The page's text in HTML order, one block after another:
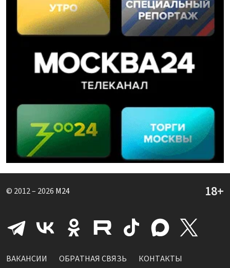
© 2012 – 2026 M24
ВАКАНСИИ ОБРАТНАЯ СВЯЗЬ
КОНТАКТЫ